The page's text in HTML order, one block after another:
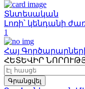
Տնտեսական
Լոռի՝ կենդանի
1
Հայ
ՀԵՏԵՎԻՐ
Գրանցվել